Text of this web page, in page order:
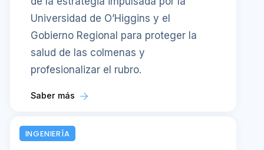
Universidad de O’Higgins y el
Gobierno Regional para proteger la
salud de las colmenas y
profesionalizar el rubro.
Saber más
INGENIERÍA